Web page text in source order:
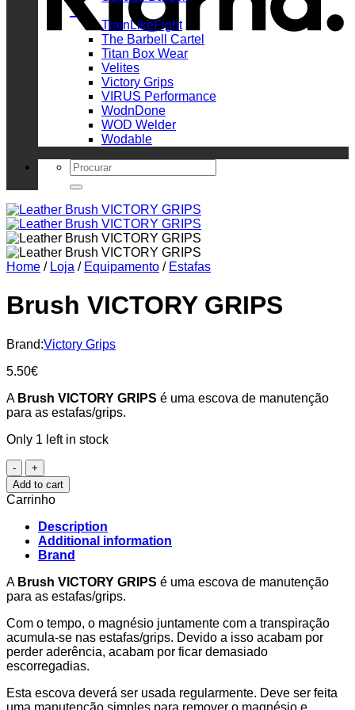
_
TrainLikeFight
The Barbell Cartel
Titan Box Wear
Velites
Victory Grips
VIRUS Performance
WodnDone
WOD Welder
Wodable
Search
for:
Home / Loja / Equipamento / Estafas
Brush VICTORY GRIPS
Brand:Victory Grips
5.50€
A Brush VICTORY GRIPS é uma escova de manutenção
para as estafas/grips.
Only 1 left in stock
Brush
VICTORY
GRIPS
quantity
Add to cart
Carrinho
Description
Additional information
Brand
A Brush VICTORY GRIPS é uma escova de manutenção
para as estafas/grips.
Com o tempo, o magnésio juntamente com a transpiração
acumula-se nas estafas/grips. Devido a isso acabam por
perder aderência, acabam por ficar demasiado
escorregadias.
Esta escova deverá ser usada regularmente. Deve ser feita
uma manutenção simples para remover o magnésio e